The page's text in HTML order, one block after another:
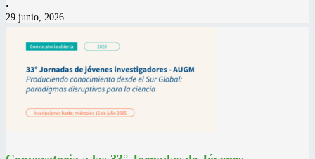
•
29 junio, 2026